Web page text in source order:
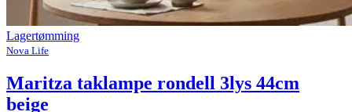
Lagertømming
Nova Life
Maritza taklampe rondell 3lys 44cm
beige